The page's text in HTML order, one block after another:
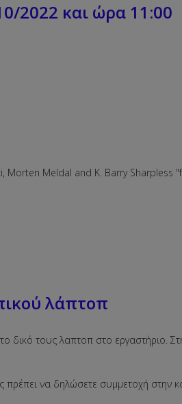
2022 και ώρα 11:00
Morten Meldal and K. Barry
λάπτοπ
τους λαπτοπ στο εργαστήριο.
να δηλώσετε συμμετοχή στην